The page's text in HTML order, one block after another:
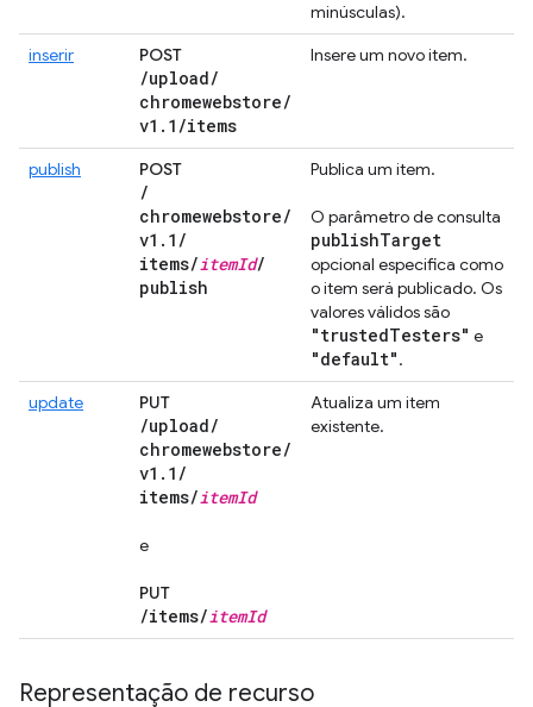
minúsculas).
inserir
POST
/upload/
chromewebstore/
v1 . 1 /items
Insere um novo item.
publish POST
/
chromewebstore/
v1 . 1 /
items/itemId/
publish
Publica um item.
O parâmetro de consulta
publishTarget
opcional especifica como
o item será publicado. Os
valores válidos são
"trustedTesters" e
"default".
update
PUT
/upload/
chromewebstore/
v1 . 1 /
items/itemId
e
PUT
/items/itemId
Atualiza um item
existente.
Representação de recurso